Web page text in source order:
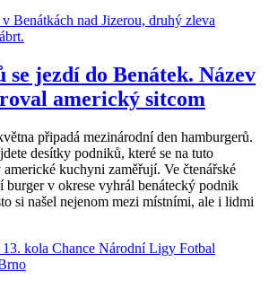
se jezdí do Benátek. Název
americký sitcom
připadá mezinárodní den hamburgerů.
desítky podniků, které se na tuto
kuchyni zaměřují. Ve čtenářské
burger v okrese vyhrál benátecký podnik
si našel nejenom mezi místními, ale i lidmi